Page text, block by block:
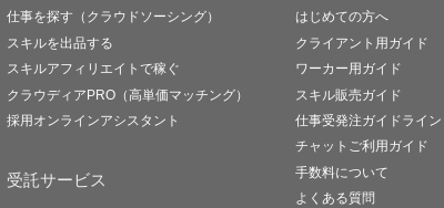
仕事を探す（クラウドソーシング）
スキルを出品する
スキルアフィリエイトで稼ぐ
クラウディアPRO（高単価マッチング）
採用オンラインアシスタント
受託サービス
はじめての方へ
クライアント用ガイド
ワーカー用ガイド
スキル販売ガイド
仕事受発注ガイドライン
チャットご利用ガイド
手数料について
よくある質問